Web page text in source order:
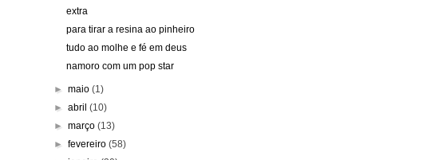
extra
para tirar a resina ao pinheiro
tudo ao molhe e fé em deus
namoro com um pop star
►maio(1)
►abril(10)
►março(13)
►fevereiro(58)